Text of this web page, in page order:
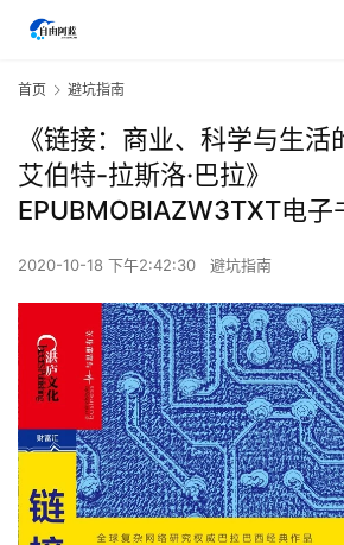
首页 避坑指南
《链接：商业、科学与生活
艾伯特-拉斯洛·巴拉》
EPUBMOBIAZW3TXT电子
2020-10-18 下午2:42:30 避坑指南